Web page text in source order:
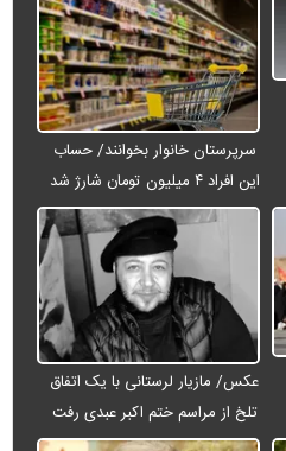
سرپرستان خانوار بخوانند/ حساب
این افراد ۴ میلیون تومان شارژ شد
عکس/ مازیار لرستانی با یک اتفاق
تلخ از مراسم ختم اکبر عبدی رفت